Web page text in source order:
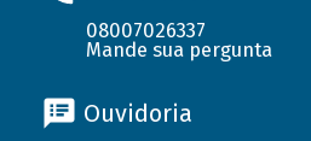
08007026337
Mande sua pergunta
Ouvidoria